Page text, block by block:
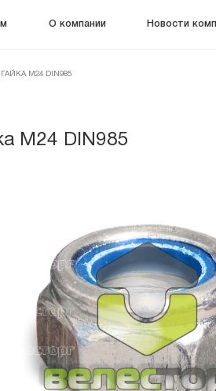
О компании Новости
ГАЙКА М24 DIN985
М24 DIN985